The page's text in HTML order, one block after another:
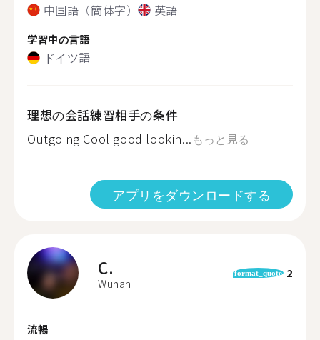
中国語（簡体字） 英語
学習中の言語
ドイツ語
理想の会話練習相手の条件
Outgoing Cool good lookin... もっと見る
アプリをダウンロードする
C.
Wuhan
format_quote 2
流暢